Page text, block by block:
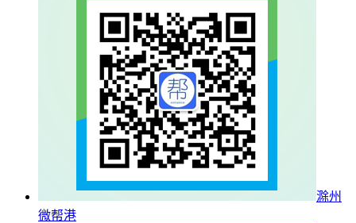
滁州
微帮港